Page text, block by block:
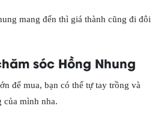
mang đến thì giá thành cũng đi đôi
sóc Hồng Nhung
để mua, bạn có thể tự tay trồng và
của mình nha.